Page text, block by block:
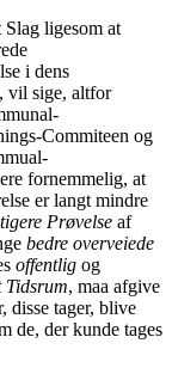
ligesom at
i dens
, vil sige, altfor
Commiteen og
fornemmelig, at
er langt mindre
Prøvelse af
bedre overveiede
offentlig og
Tidsrum, maa afgive
disse tager, blive
de, der kunde tages